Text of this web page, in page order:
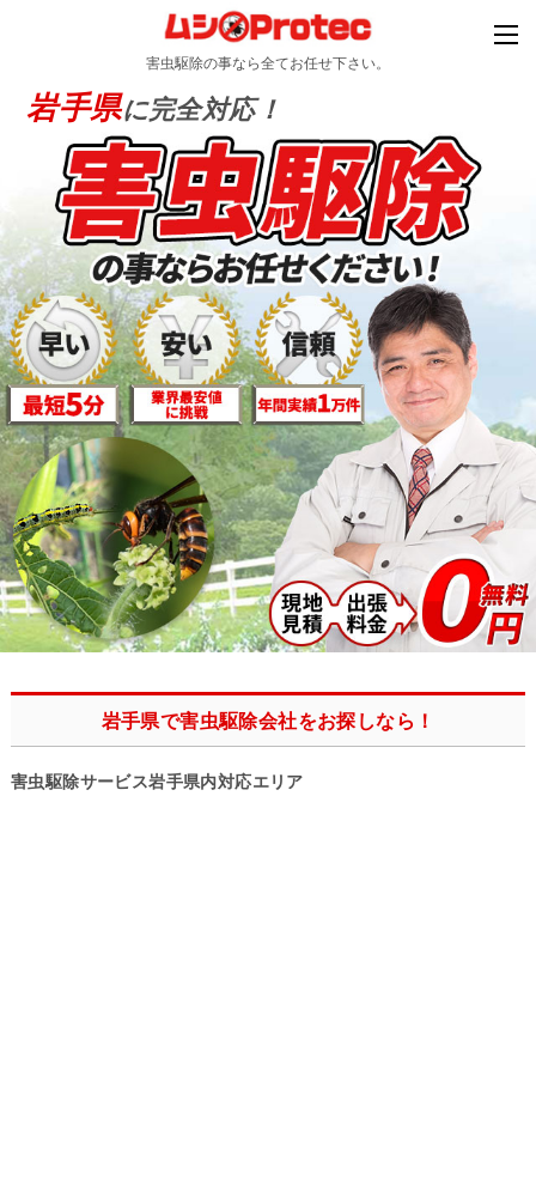
害虫駆除の事なら全てお任せ下さい。
岩手県に完全対応！
岩手県で害虫駆除会社をお探しなら！
害虫駆除サービス岩手県内対応エリア